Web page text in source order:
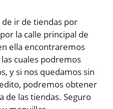
ir de tiendas por
la calle principal de
ella encontraremos
cuales podremos
y si nos quedamos sin
podremos obtener
de las tiendas. Seguro